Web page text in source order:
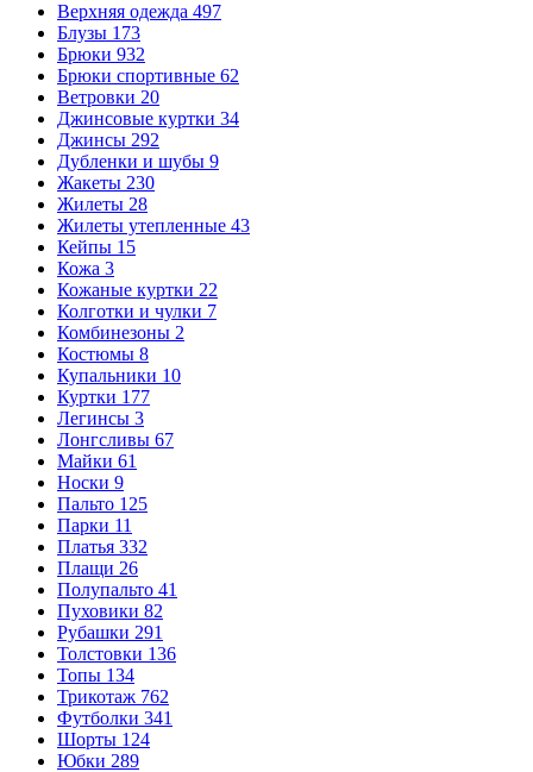
Верхняя одежда 497
Блузы 173
Брюки 932
Брюки спортивные 62
Ветровки 20
Джинсовые куртки 34
Джинсы 292
Дубленки и шубы 9
Жакеты 230
Жилеты 28
Жилеты утепленные 43
Кейпы 15
Кожа 3
Кожаные куртки 22
Колготки и чулки 7
Комбинезоны 2
Костюмы 8
Купальники 10
Куртки 177
Легинсы 3
Лонгсливы 67
Майки 61
Носки 9
Пальто 125
Парки 11
Платья 332
Плащи 26
Полупальто 41
Пуховики 82
Рубашки 291
Толстовки 136
Топы 134
Трикотаж 762
Футболки 341
Шорты 124
Юбки 289